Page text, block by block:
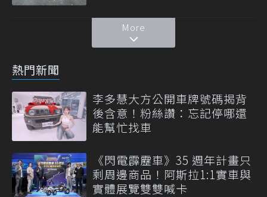
More
熱門新聞
李多慧大方公開車牌號碼揭背
後含意！粉絲讚：忘記停哪還
能幫忙找車
《閃電霹靂車》35 週年計畫只
剩周邊商品！阿斯拉1:1實車與
實體展覽雙雙喊卡